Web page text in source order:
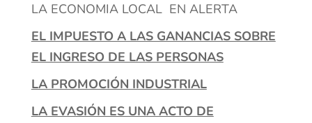
LA ECONOMIA LOCAL EN ALERTA
EL IMPUESTO A LAS GANANCIAS SOBRE
EL INGRESO DE LAS PERSONAS
LA PROMOCIÓN INDUSTRIAL
LA EVASIÓN ES UNA ACTO DE